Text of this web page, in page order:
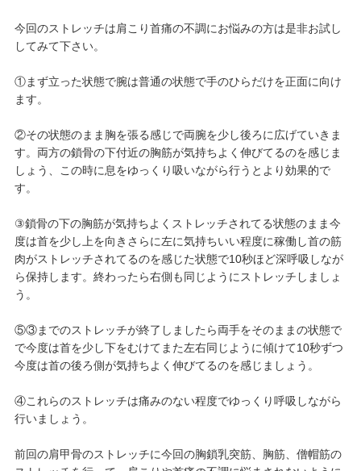
今回のストレッチは肩こり首痛の不調にお悩みの方は是非お試し
してみて下さい。
①まず立った状態で腕は普通の状態で手のひらだけを正面に向け
ます。
②その状態のまま胸を張る感じで両腕を少し後ろに広げていきま
す。両方の鎖骨の下付近の胸筋が気持ちよく伸びてるのを感じま
しょう、この時に息をゆっくり吸いながら行うとより効果的で
す。
③鎖骨の下の胸筋が気持ちよくストレッチされてる状態のまま今
度は首を少し上を向きさらに左に気持ちいい程度に稼働し首の筋
肉がストレッチされてるのを感じた状態で10秒ほど深呼吸しなが
ら保持します。終わったら右側も同じようにストレッチしましょ
う。
⑤③までのストレッチが終了しましたら両手をそのままの状態で
で今度は首を少し下をむけてまた左右同じように傾けて10秒ずつ
今度は首の後ろ側が気持ちよく伸びてるのを感じましょう。
④これらのストレッチは痛みのない程度でゆっくり呼吸しながら
行いましょう。
前回の肩甲骨のストレッチに今回の胸鎖乳突筋、胸筋、僧帽筋の